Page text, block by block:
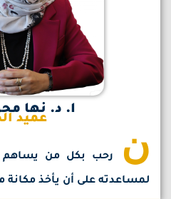
ا. د. نها
عميد
ن رحب بكل من يساهم
لمساعدته على أن يأخذ مكانة